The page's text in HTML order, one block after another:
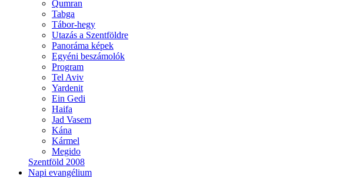
Qumran
Tabga
Tábor-hegy
Utazás a Szentföldre
Panoráma képek
Egyéni beszámolók
Program
Tel Aviv
Yardenit
Ein Gedi
Haifa
Jad Vasem
Kána
Kármel
Megido
Szentföld 2008
Napi evangélium